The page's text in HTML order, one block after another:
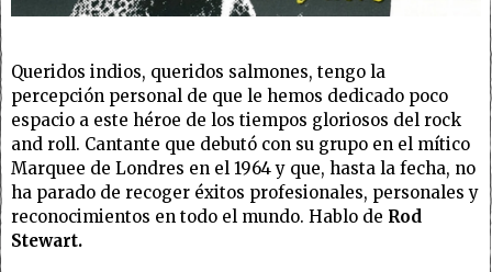
Queridos indios, queridos salmones, tengo la
percepción personal de que le hemos dedicado poco
espacio a este héroe de los tiempos gloriosos del rock
and roll. Cantante que debutó con su grupo en el mítico
Marquee de Londres en el 1964 y que, hasta la fecha, no
ha parado de recoger éxitos profesionales, personales y
reconocimientos en todo el mundo. Hablo de Rod
Stewart.